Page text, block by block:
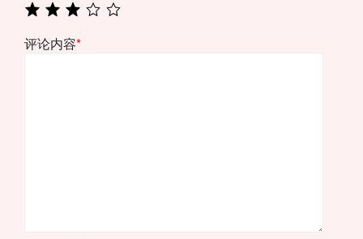
评论内容*